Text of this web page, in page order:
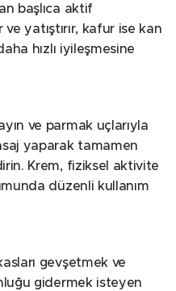
başlıca aktif
yatıştırır, kafur ise kan
hızlı iyileşmesine
ve parmak uçlarıyla
yaparak tamamen
Krem, fiziksel aktivite
düzenli kullanım
gevşetmek ve
gidermek isteyen